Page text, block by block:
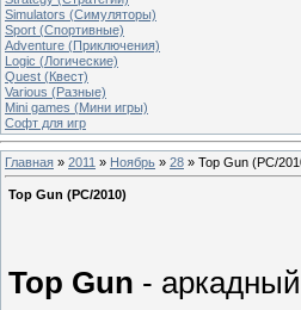
Simulators (Симуляторы)
Sport (Спортивные)
Adventure (Приключения)
Logic (Логические)
Quest (Квест)
Various (Разные)
Mini games (Мини игры)
Софт для игр
Главная » 2011 » Ноябрь » 28 » Top Gun (PC/
Top Gun (PC/2010)
Top Gun -